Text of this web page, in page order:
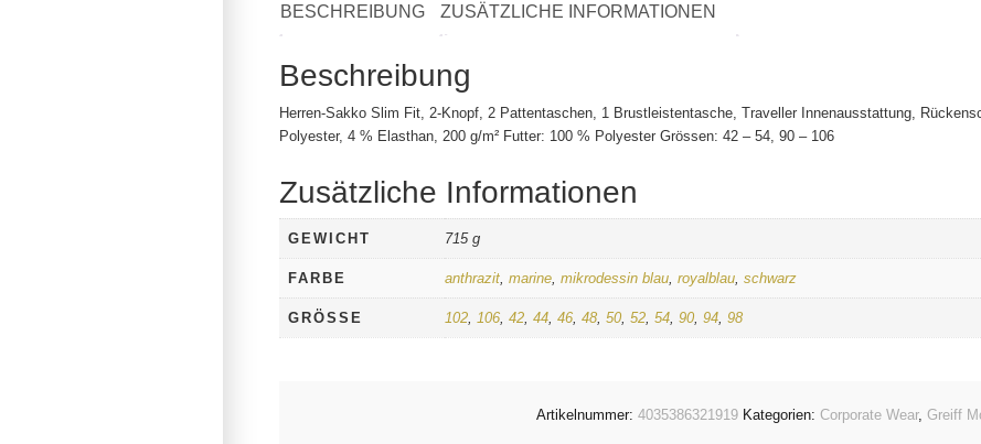
BESCHREIBUNG ZUSÄTZLICHE INFORMATIONEN
Beschreibung
Herren-Sakko Slim Fit, 2-Knopf, 2 Pattentaschen, 1 Brustleistentasche, Traveller Innenausstattung,
Polyester, 4 % Elasthan, 200 g/m² Futter: 100 % Polyester Grössen: 42 – 54, 90 – 106
Zusätzliche Informationen
GEWICHT 715 g
FARBE anthrazit, marine, mikrodessin blau, royalblau, schwarz
GRÖSSE 102, 106, 42, 44, 46, 48, 50, 52, 54, 90, 94, 98
Artikelnummer:4035386321919 Kategorien:Corporate Wear,Greiff